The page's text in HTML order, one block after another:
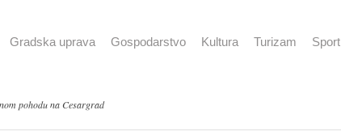
Gradska uprava Gospodarstvo Kultura Turizam Sport
pohodu na Cesargrad